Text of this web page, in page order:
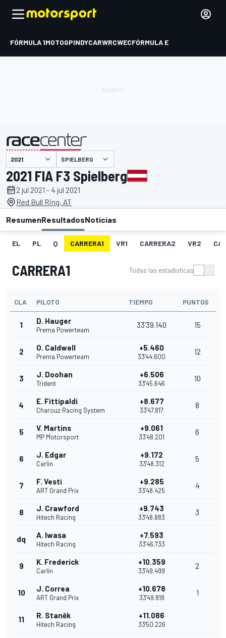
FÓRMULA 1MOTOGPINDYCARWRCWECFÓRMULA E
presentado por SPIELBERG
2021 FIA F3 Spielberg
2 jul 2021 - 4 jul 2021
Red Bull Ring, AT
ResumenResultadosNoticias
EL PL Q CARRERA1 VR1 CARRERA2 VR2
CARRERA1 Todas las estadísticas
CLA PILOTO TIEMPO PUNTOS
1 D. Hauger
Prema Powerteam
33'39.140 15
2 O. Caldwell
Prema Powerteam
+5.460
33'44.600
12
3 J. Doohan
Trident
+6.506
33'45.646
10
4 E. Fittipaldi
Charouz Racing System
+8.677
33'47.817
8
5 V. Martins
MP Motorsport
+9.061
33'48.201
6
6 J. Edgar
Carlin
+9.172
33'48.312
5
7 F. Vesti
ART Grand Prix
+9.285
33'48.425
4
8 J. Crawford
Hitech Racing
+9.743
33'48.883
3
dq A. Iwasa
Hitech Racing
+7.593
33'46.733
9 K. Frederick
Carlin
+10.359
33'49.499
2
10 J. Correa
ART Grand Prix
+10.678
33'49.818
1
11 R. Staněk
Hitech Racing
+11.086
33'50.226